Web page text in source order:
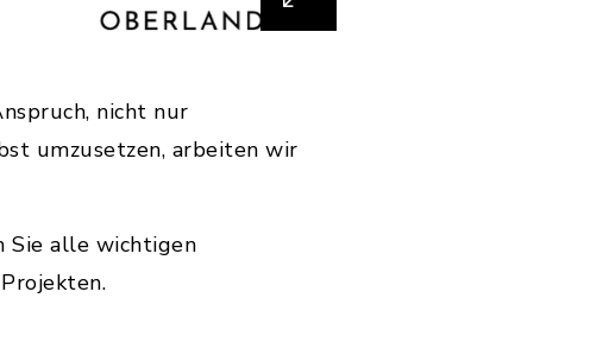
nicht nur
umzusetzen, arbeiten wir
Sie alle wichtigen